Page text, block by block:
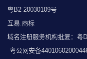
粤B2-20030109号
互易.商标
域名注册服务机构批复：粤
粤公网安备